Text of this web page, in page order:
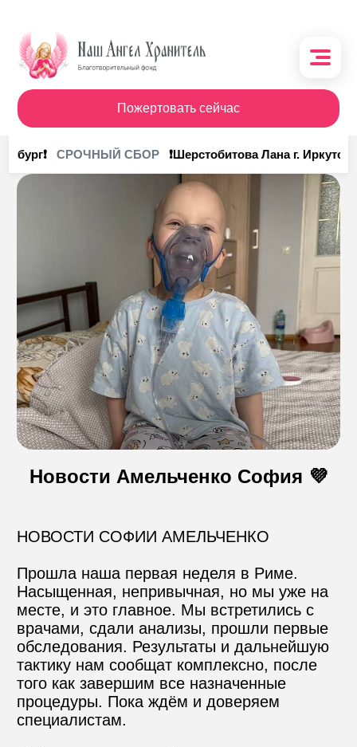
Пожертовать сейчас
О фонде
Поступления
Кому помочь
Кому помогли
Получить помощь
Сотрудничество
Контакты
Пожертвовать
+74999610149
e-mail для связи
info@angel-help.ru
СРОЧНЫЙ СБОР ❗Шерстобитова Лана г. Иркутск❗
Новости Амельченко София 💜
НОВОСТИ СОФИИ АМЕЛЬЧЕНКО
Прошла наша первая неделя в Риме.
Насыщенная, непривычная, но мы уже на
месте, и это главное. Мы встретились с
врачами, сдали анализы, прошли первые
обследования. Результаты и дальнейшую
тактику нам сообщат комплексно, после
того как завершим все назначенные
процедуры. Пока ждём и доверяем
специалистам.